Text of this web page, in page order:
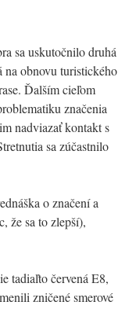
sa uskutočnilo druhá
na obnovu turistického
Ďalším cieľom
značenia
nadviazať kontakt s
sa zúčastnilo
o značení a
že sa to zlepší),
tadiaľto červená E8,
zničené smerové